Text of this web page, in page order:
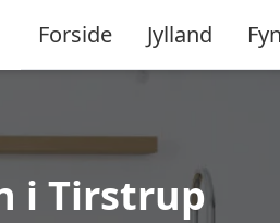
Forside Jylland Fyn
i Tirstrup